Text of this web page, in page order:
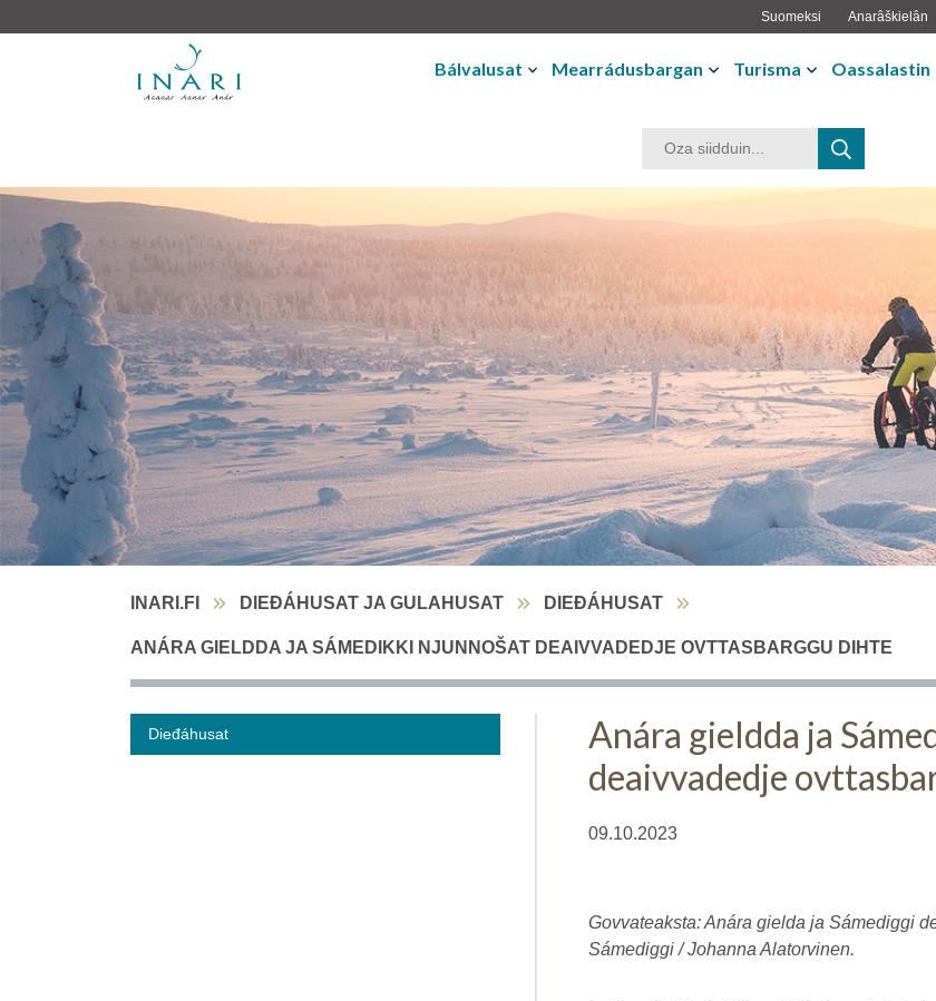
Suomeksi Anarâškielân
Bálvalusat Mearrádusbargan Turisma Oassalastin
INARI.FI DIEĐÁHUSAT JA GULAHUSAT DIEĐÁHUSAT
ANÁRA GIELDDA JA SÁMEDIKKI NJUNNOŠAT DEAIVVADEDJE OVTTASBARGGU DIHTE
Dieđáhusat
Anára gieldda ja
deaivvadedje
09.10.2023
Govvateaksta: Anára gielda ja Sámediggi
Sámediggi / Johanna Alatorvinen.